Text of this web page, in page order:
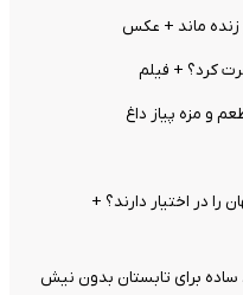
زنده ماند + عکس
کرد؟ + فیلم
و مزه پیاز داغ
در اختیار دارند؟ +
ساده برای تابستان بدون نیش